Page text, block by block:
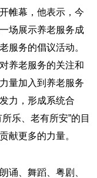
帷幕，他表示，今
场展示养老服务成
服务的倡议活动。
养老服务的关注和
量加入到养老服务
力，形成系统合
乐、老有所安”的目
献更多的力量。
、舞蹈、粤剧、